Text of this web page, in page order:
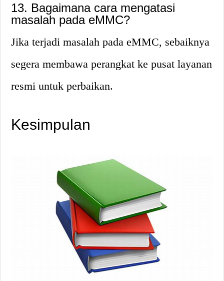
13. Bagaimana cara mengatasi
masalah pada eMMC?
Jika terjadi masalah pada eMMC, sebaiknya
segera membawa perangkat ke pusat layanan
resmi untuk perbaikan.
Kesimpulan